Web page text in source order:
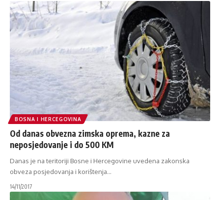
BOSNA I HERCEGOVINA
Od danas obvezna zimska oprema, kazne za
neposjedovanje i do 500 KM
Danas je na teritoriji Bosne i Hercegovine uvedena zakonska
obveza posjedovanja i korištenja…
14/11/2017